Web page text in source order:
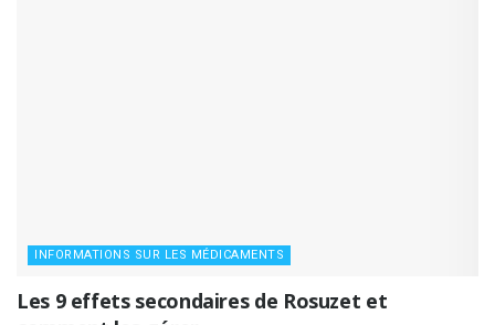
INFORMATIONS SUR LES MÉDICAMENTS
Les 9 effets secondaires de Rosuzet et